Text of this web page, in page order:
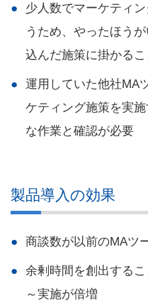
少人数でマーケティ
うため、やったほう
込んだ施策に掛かる
運用していた他社MA
ケティング施策を実
な作業と確認が必要
製品導入の効果
商談数が以前のMAツ
余剰時間を創出する
～実施が倍増